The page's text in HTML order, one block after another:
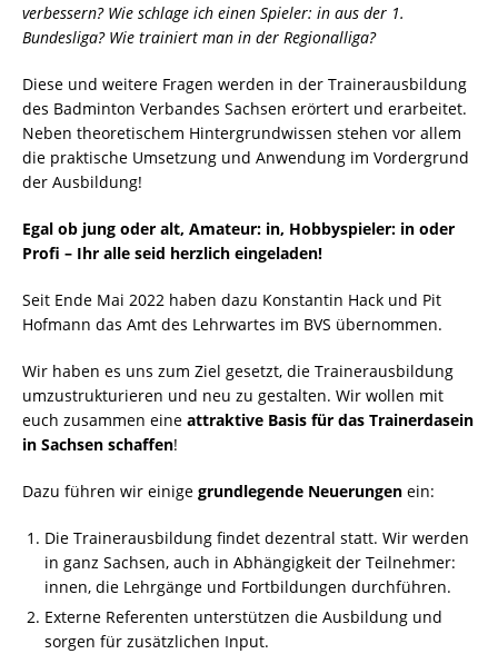
verbessern? Wie schlage ich einen Spieler: in aus der 1.
Bundesliga? Wie trainiert man in der Regionalliga?
Diese und weitere Fragen werden in der Trainerausbildung
des Badminton Verbandes Sachsen erörtert und erarbeitet.
Neben theoretischem Hintergrundwissen stehen vor allem
die praktische Umsetzung und Anwendung im Vordergrund
der Ausbildung!
Egal ob jung oder alt, Amateur: in, Hobbyspieler: in oder
Profi – Ihr alle seid herzlich eingeladen!
Seit Ende Mai 2022 haben dazu Konstantin Hack und Pit
Hofmann das Amt des Lehrwartes im BVS übernommen.
Wir haben es uns zum Ziel gesetzt, die Trainerausbildung
umzustrukturieren und neu zu gestalten. Wir wollen mit
euch zusammen eine attraktive Basis für das Trainerdasein
in Sachsen schaffen!
Dazu führen wir einige grundlegende Neuerungen ein:
Die Trainerausbildung findet dezentral statt. Wir werden
in ganz Sachsen, auch in Abhängigkeit der Teilnehmer:
innen, die Lehrgänge und Fortbildungen durchführen.
Externe Referenten unterstützen die Ausbildung und
sorgen für zusätzlichen Input.